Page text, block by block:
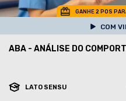
GANHE 2 POS
COM
ABA - ANÁLISE DO
LATO SENSU